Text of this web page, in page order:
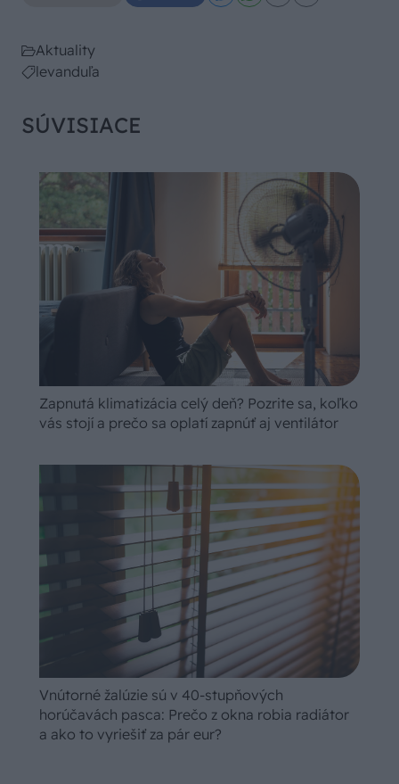
Aktuality
levanduľa
SÚVISIACE
Zapnutá klimatizácia celý deň? Pozrite sa, koľko
vás stojí a prečo sa oplatí zapnúť aj ventilátor
Vnútorné žalúzie sú v 40-stupňových
horúčavách pasca: Prečo z okna robia radiátor
a ako to vyriešiť za pár eur?